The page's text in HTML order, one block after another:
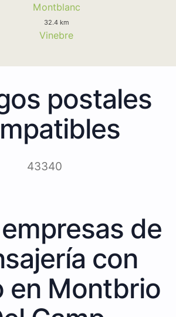
Montblanc
32.4 km
Vinebre
postales
43340
de
con
en Montbrio